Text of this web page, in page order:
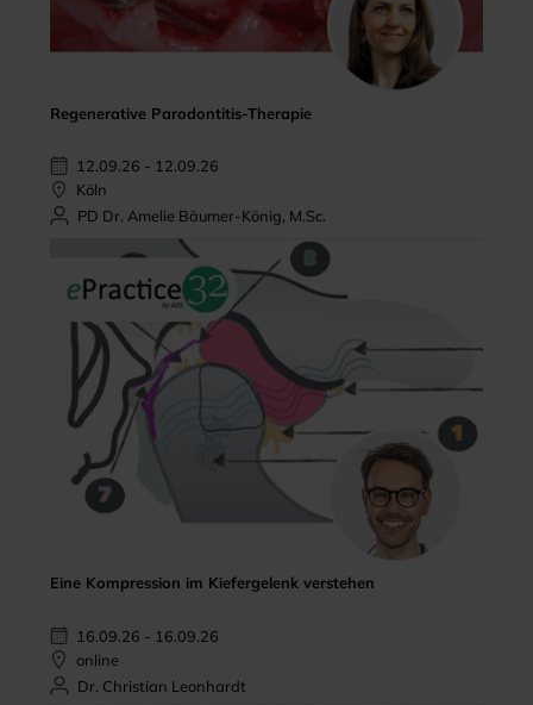
Regenerative Parodontitis-Therapie
12.09.26 - 12.09.26
Köln
PD Dr. Amelie Bäumer-König, M.Sc.
Eine Kompression im Kiefergelenk verstehen
16.09.26 - 16.09.26
online
Dr. Christian Leonhardt